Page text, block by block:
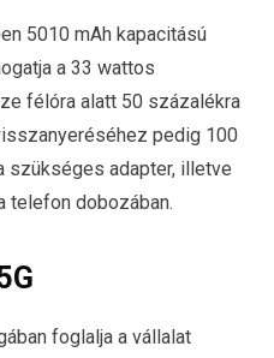
5010 mAh kapacitású
a 33 wattos
félóra alatt 50 százalékra
pedig 100
szükséges adapter, illetve
telefon dobozában.
foglalja a vállalat